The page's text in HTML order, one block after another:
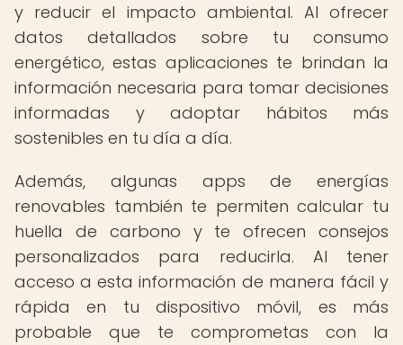
y reducir el impacto ambiental. Al ofrecer
datos detallados sobre tu consumo
energético, estas aplicaciones te brindan la
información necesaria para tomar decisiones
informadas y adoptar hábitos más
sostenibles en tu día a día.
Además, algunas apps de energías
renovables también te permiten calcular tu
huella de carbono y te ofrecen consejos
personalizados para reducirla. Al tener
acceso a esta información de manera fácil y
rápida en tu dispositivo móvil, es más
probable que te comprometas con la